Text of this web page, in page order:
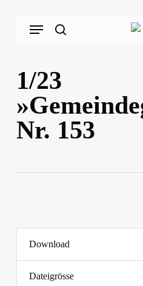
Menu
1/23
Nr. 153
Download
Dateigrösse